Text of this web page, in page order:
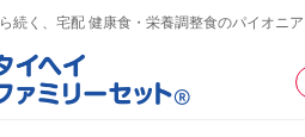
続く、宅配 健康食・栄養調整食のパイオニア